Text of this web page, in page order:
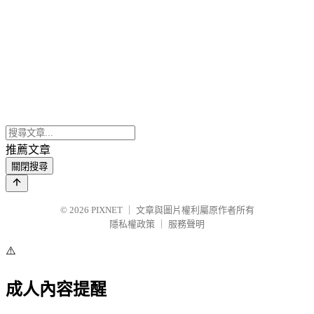
推薦文章
關閉搜尋
© 2026 PIXNET
文章與圖片權利屬原作者所有
隱私權政策
服務聲明
⚠️
成人內容提醒